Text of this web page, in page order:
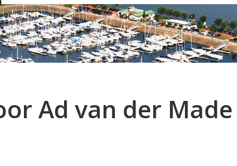
Ad van der Made